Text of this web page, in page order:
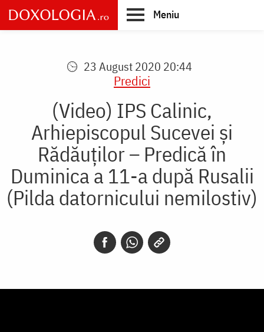
Skip
to
main
Meniu
23 August 2020 20:44
Predici
(Video) IPS Calinic,
Arhiepiscopul Sucevei și
Rădăuților – Predică în
Duminica a 11-a după Rusalii
(Pilda datornicului nemilostiv)